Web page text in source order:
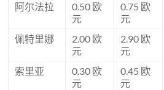
阿尔法拉
0.50 欧
元
0.75 欧
元
佩特里娜
2.00 欧
元
2.90 欧
元
索里亚
0.30 欧
元
0.45 欧
元